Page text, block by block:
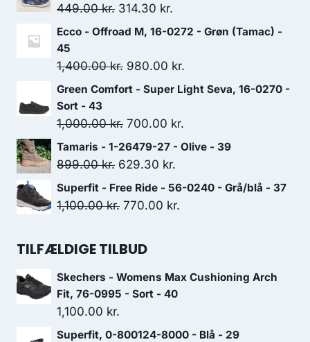
449.00kr. Den
oprindelige
var:
449.00 kr..
314.30 kr.
aktuelle
er:
314.30 kr..
Ecco - Offroad M, 16-0272 - Grøn (Tamac) -
45
1,400.00kr. Den
oprindelige
var:
1,400.00 kr..
980.00 kr.
aktuelle
980.00 kr..
Green Comfort - Super Light Seva, 16-0270 -
Sort - 43
1,000.00kr. Den
oprindelige
pris
1,000.00 kr..
700.00 kr.
aktuelle
Tamaris - 1-26479-27 - Olive - 39
899.00kr. Den
oprindelige
pris
629.30 kr.
aktuelle
pris
Superfit - Free Ride - 56-0240 - Grå/blå - 37
1,100.00kr. Den
pris
1,100.00 kr..
770.00 kr.
770.00 kr..
TILFÆLDIGE TILBUD
Skechers - Womens Max Cushioning Arch
Fit, 76-0995 - Sort - 40
1,100.00 kr.
Superfit, 0-800124-8000 - Blå - 29